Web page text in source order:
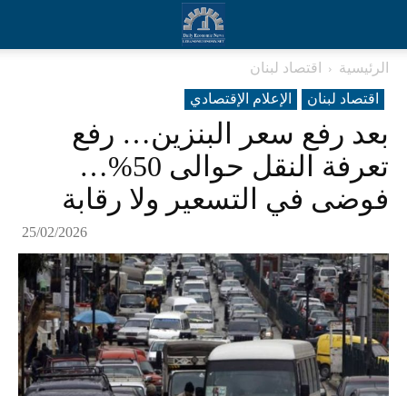
الرئيسية
اقتصاد لبنان
اقتصاد لبنان
الإعلام الإقتصادي
بعد رفع سعر البنزين… رفع
تعرفة النقل حوالى 50%…
فوضى في التسعير ولا رقابة
25/02/2026